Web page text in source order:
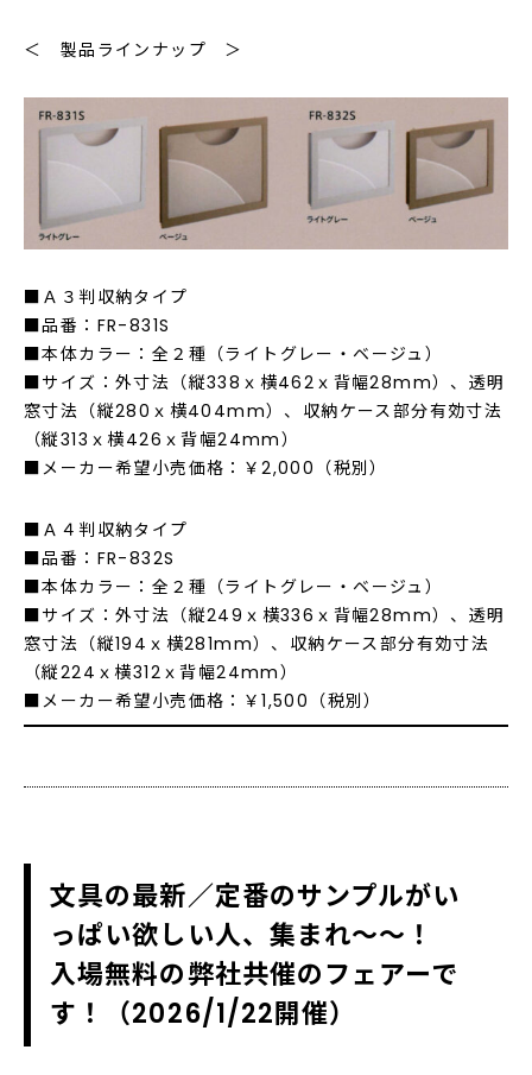
＜ 製品ラインナップ ＞
■Ａ３判収納タイプ
■品番：FR-831S
■本体カラー：全２種（ライトグレー・ベージュ）
■サイズ：外寸法（縦338ｘ横462ｘ背幅28mm）、透明
窓寸法（縦280ｘ横404mm）、収納ケース部分有効寸法
（縦313ｘ横426ｘ背幅24mm）
■メーカー希望小売価格：￥2,000（税別）
■Ａ４判収納タイプ
■品番：FR-832S
■本体カラー：全２種（ライトグレー・ベージュ）
■サイズ：外寸法（縦249ｘ横336ｘ背幅28mm）、透明
窓寸法（縦194ｘ横281mm）、収納ケース部分有効寸法
（縦224ｘ横312ｘ背幅24mm）
■メーカー希望小売価格：￥1,500（税別）
文具の最新／定番のサンプルがい
っぱい欲しい人、集まれ～～！
入場無料の弊社共催のフェアーで
す！（2026/1/22開催）